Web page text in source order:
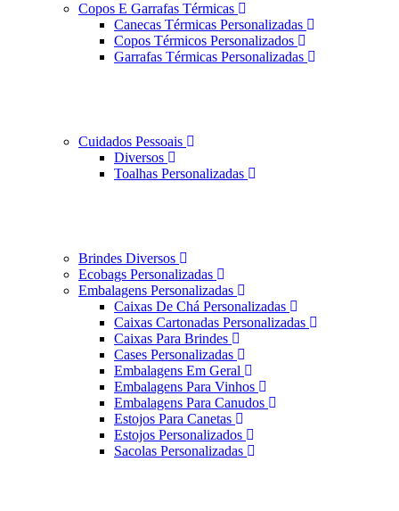
Copos E Garrafas Térmicas
Canecas Térmicas Personalizadas
Copos Térmicos Personalizados
Garrafas Térmicas Personalizadas
Cuidados Pessoais
Diversos
Toalhas Personalizadas
Brindes Diversos
Ecobags Personalizadas
Embalagens Personalizadas
Caixas De Chá Personalizadas
Caixas Cartonadas Personalizadas
Caixas Para Brindes
Cases Personalizadas
Embalagens Em Geral
Embalagens Para Vinhos
Embalagens Para Canudos
Estojos Para Canetas
Estojos Personalizados
Sacolas Personalizadas